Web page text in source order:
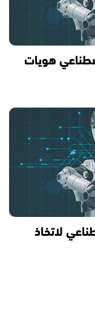
هويات
لاتخاذ